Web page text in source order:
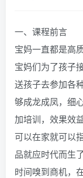
一、课程前言
宝妈一直都是高
宝妈们为了孩子
送孩子去参加各
够成龙成凤，细
加培训，效果效
可以在家就可以
品就应时代而生
时间嗅到商机，